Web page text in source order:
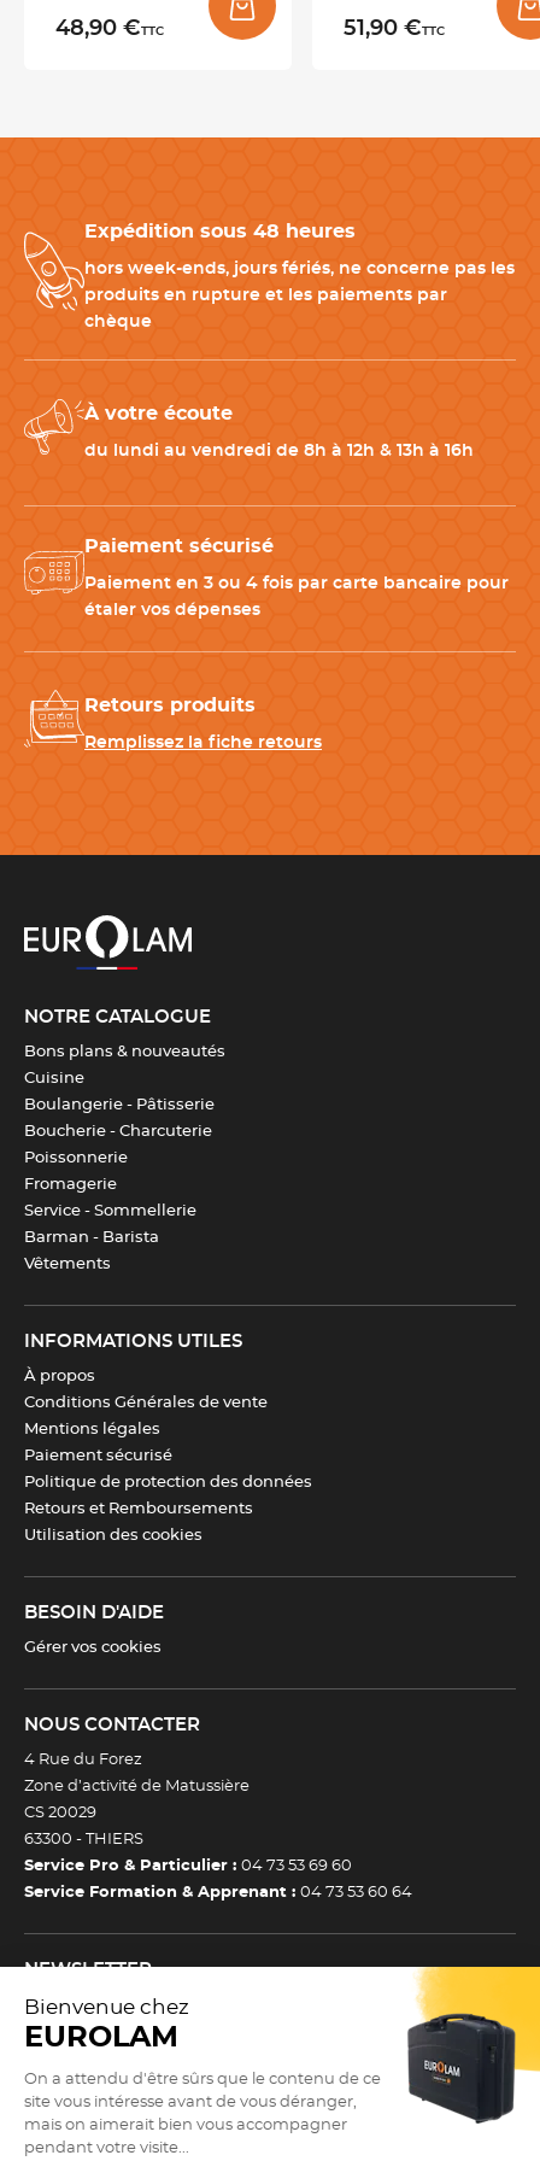
avec le lave-vaisselle
, ce couteau filet de sole s’entretient
Pour compléter votre matériel de préparation du
poisson, couplez ce couteau filet de sole avec :
Pince à désarêter
: pour retirer les arêtes avec précision après
filetage
découpe
larges
-Planche à découper: pour travailler proprement les poissons
Longueur de la lame
Matériau
Rivets
Couleur(s)
Télécharger la fiche produit
48,90 €TTC 51,90 €TTC
Expédition sous 48 heures
hors week-ends, jours fériés, ne concerne pas les
produits en rupture et les paiements par
chèque
À votre écoute
du lundi au vendredi de 8h à 12h & 13h à 16h
Paiement sécurisé
Paiement en 3 ou 4 fois par carte bancaire pour
étaler vos dépenses
Retours produits
Remplissez la fiche retours
NOTRE CATALOGUE
Bons plans & nouveautés
Cuisine
Boulangerie - Pâtisserie
Boucherie - Charcuterie
Poissonnerie
Fromagerie
Service - Sommellerie
Barman - Barista
Vêtements
INFORMATIONS UTILES
À propos
Conditions Générales de vente
Mentions légales
Paiement sécurisé
Politique de protection des données
Retours et Remboursements
Utilisation des cookies
BESOIN D'AIDE
Gérer vos cookies
NOUS CONTACTER
4 Rue du Forez
Zone d’activité de Matussière
CS 20029
63300 - THIERS
Service Pro & Particulier : 04 73 53 69 60
Service Formation & Apprenant : 04 73 53 60 64
NEWSLETTER
Inscrivez-vous à notre newsletter et recevez toutes nos
actualtiés et bons plans.
Je m’inscris à la newsletter
(Esc)
Newsletter